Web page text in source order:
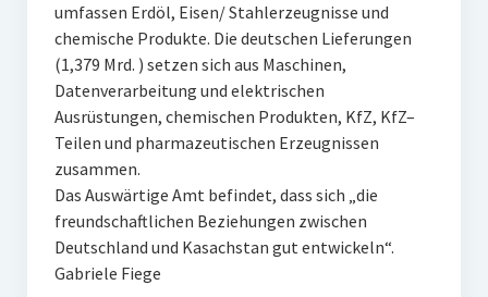
umfassen Erdöl, Eisen/ Stahlerzeugnisse und
chemische Produkte. Die deutschen Lieferungen
(1,379 Mrd. ) setzen sich aus Maschinen,
Datenverarbeitung und elektrischen
Ausrüstungen, chemischen Produkten, KfZ, KfZ–
Teilen und pharmazeutischen Erzeugnissen
zusammen.
Das Auswärtige Amt befindet, dass sich „die
freundschaftlichen Beziehungen zwischen
Deutschland und Kasachstan gut entwickeln“.
Gabriele Fiege